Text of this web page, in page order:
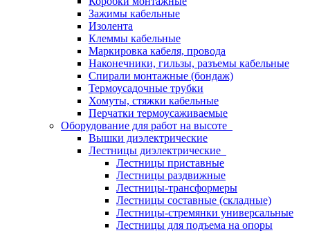
Зажимы кабельные
Изолента
Клеммы кабельные
Маркировка кабеля, провода
Наконечники, гильзы, разъемы кабельные
Спирали монтажные (бондаж)
Термоусадочные трубки
Хомуты, стяжки кабельные
Перчатки термоусаживаемые
Оборудование для работ на высоте
Вышки диэлектрические
Лестницы диэлектрические
Лестницы приставные
Лестницы раздвижные
Лестницы-трансформеры
Лестницы составные (складные)
Лестницы-стремянки универсальные
Лестницы для подъема на опоры